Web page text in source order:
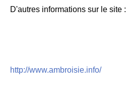
D'autres informations sur le site :
http://www.ambroisie.info/